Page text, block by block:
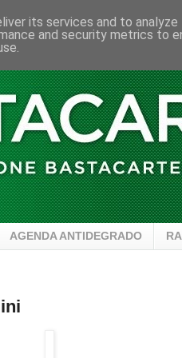
AGENDA ANTIDEGRADO
its services and to
and security metrics to